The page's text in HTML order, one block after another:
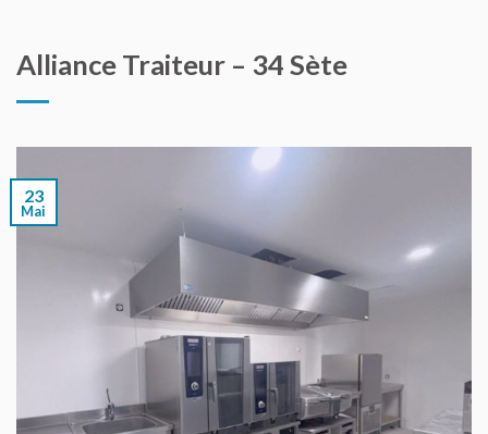
Alliance Traiteur – 34 Sète
23
Mai